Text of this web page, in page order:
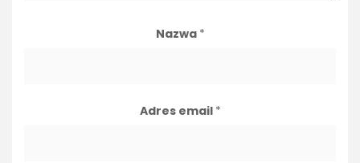
Nazwa *
Adres email *